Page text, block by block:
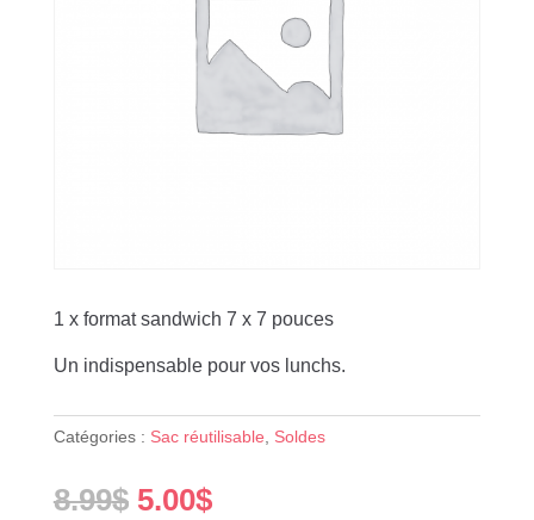
1 x format sandwich 7 x 7 pouces
Un indispensable pour vos lunchs.
Catégories : Sac réutilisable, Soldes
8.99$ Le
5.00$Le